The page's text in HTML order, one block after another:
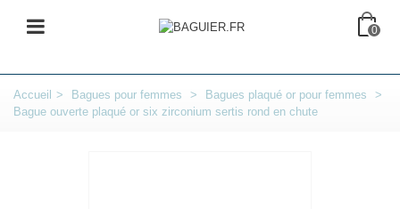
0
Accueil > Bagues pour femmes > Bagues plaqué or pour femmes
>
Bague ouverte plaqué or six zirconium sertis rond en chute